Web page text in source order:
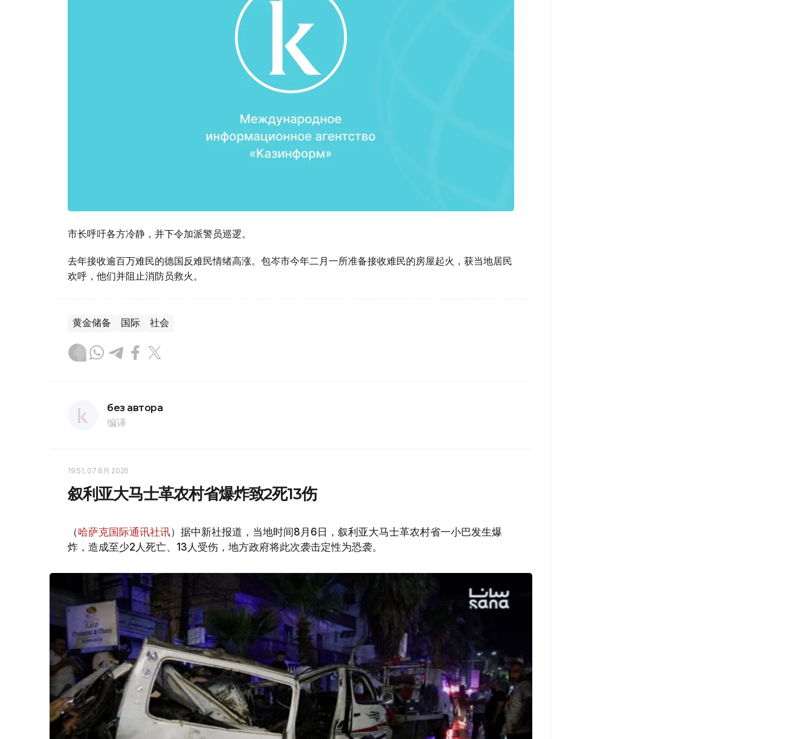
市长呼吁各方冷静，并下令加派警员巡逻。
去年接收逾百万难民的德国反难民情绪高涨。包岑市今年二月一所准备接收难民的房屋起火，获当地居民
欢呼，他们并阻止消防员救火。
黄金储备 国际 社会
без автора
编译
19:51, 07 8月 2026
叙利亚大马士革农村省爆炸致2死13伤
（哈萨克国际通讯社讯）据中新社报道，当地时间8月6日，叙利亚大马士革农村省一小巴发生爆
炸，造成至少2人死亡、13人受伤，地方政府将此次袭击定性为恐袭。